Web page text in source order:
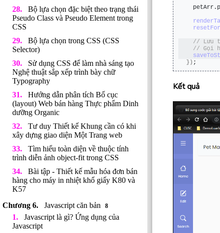
Bộ lựa chọn đặc biệt theo trạng thái
Pseudo Class và Pseudo Element trong
CSS
Bộ lựa chọn trong CSS (CSS
Selector)
Sử dụng CSS để làm nhà sáng tạo
Nghệ thuật sắp xếp trình bày chữ
Typography
Hướng dẫn phân tích Bố cục
(layout) Web bán hàng Thực phẩm Dinh
dưỡng Organic
Tư duy Thiết kế Khung cần có khi
xây dựng giao diện Một Trang web
Tìm hiểu toàn diện về thuộc tính
trình diễn ảnh object-fit trong CSS
Bài tập - Thiết kế mẫu hóa đơn bán
hàng cho máy in nhiệt khổ giấy K80 và
K57
Javascript căn bản
8
Javascript là gì? Ứng dụng của
Javascript
  petArr.
// Lưu
// Gọi
} ) ;
Kết quả